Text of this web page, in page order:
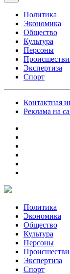
Политика
Экономика
Общество
Культура
Персоны
Экспертиза
Спорт
Контактная
Реклама на
Политика
Экономика
Общество
Культура
Персоны
Экспертиза
Спорт